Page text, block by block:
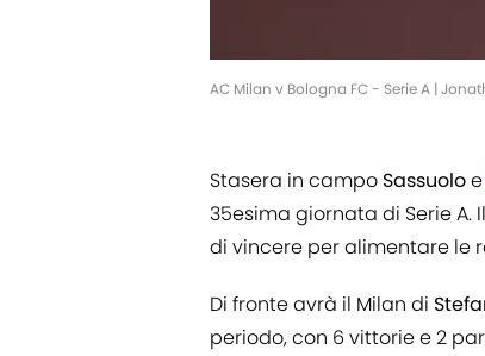
AC Milan v Bologna FC - Serie A |
Stasera in campo Sassuoloe
35esima giornata di Serie A.
di vincere per alimentare le
Di fronte avrà il Milan di
periodo, con 6 vittorie e 2